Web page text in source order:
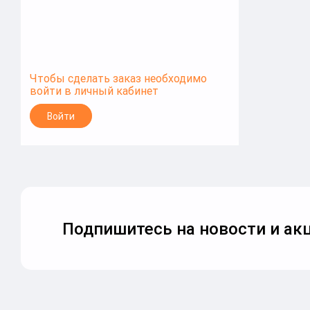
Чтобы сделать заказ необходимо
войти в личный кабинет
Войти
Подпишитесь на новости и